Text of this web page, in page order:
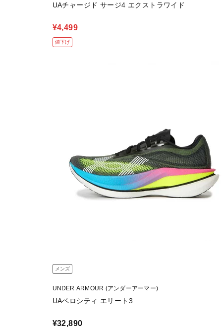
UAチャージド サージ4 エクストラワイド
¥4,499
値下げ
メンズ
UNDER ARMOUR (アンダーアーマー)
UAベロシティ エリート3
¥32,890